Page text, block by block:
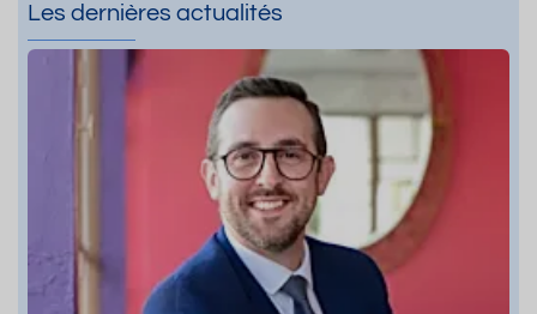
Les dernières actualités